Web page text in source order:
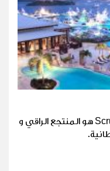
Scrub Island Resort, Spa and Marina هو المنتجع الراقي و